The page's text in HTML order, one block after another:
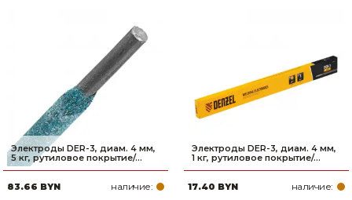
Электроды DER-3, диам. 4 мм,
5 кг, рутиловое покрытие/...
83.66 BYN наличие:
Электроды DER-3, диам. 4 мм,
1 кг, рутиловое покрытие/...
17.40 BYN наличие: